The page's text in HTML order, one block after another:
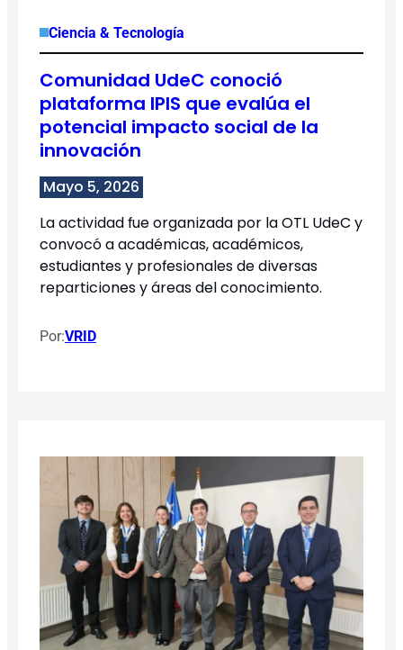
Ciencia & Tecnología
Comunidad UdeC conoció
plataforma IPIS que evalúa el
potencial impacto social de la
innovación
Mayo 5, 2026
La actividad fue organizada por la OTL UdeC y
convocó a académicas, académicos,
estudiantes y profesionales de diversas
reparticiones y áreas del conocimiento.
Por:VRID